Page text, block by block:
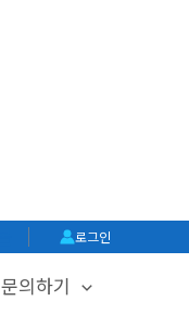
│ 로그인
문의하기